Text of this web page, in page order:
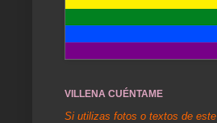
VILLENA CUÉNTAME
Si utilizas fotos o textos de este